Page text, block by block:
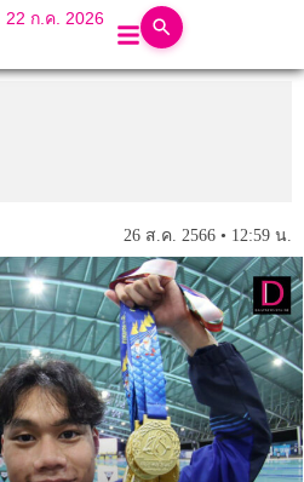
22 ก.ค. 2026
26 ส.ค. 2566 • 12:59 น.